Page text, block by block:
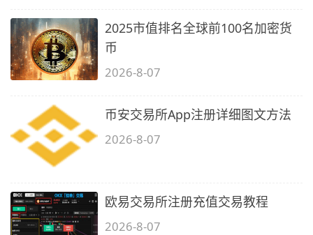
2025市值排名全球前100名加密货
币
2026-8-07
币安交易所App注册详细图文方法
2026-8-07
欧易交易所注册充值交易教程
2026-8-07